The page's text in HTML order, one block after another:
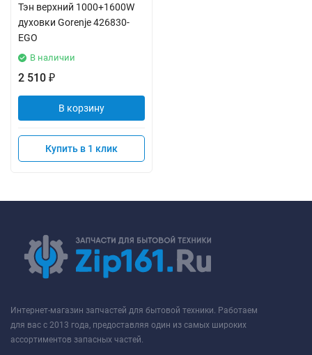
Тэн верхний 1000+1600W
духовки Gorenje 426830-
EGO
В наличии
2 510 ₽
В корзину
Купить в 1 клик
Интернет-магазин запчастей для бытовой техники. Работаем
для вас с 2013 года, предоставляя один из самых широких
ассортиментов запасных частей.